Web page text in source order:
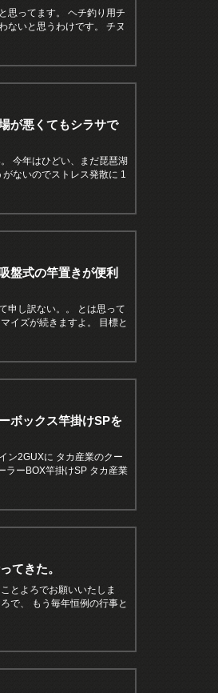
思ってます。 ヘチ釣り用チ
ないと思うわけです。 チヌ
が悪くてもシラサで
今年はひどい、まだ琵琶湖
ないのでストレス発散に 1
盤式の竿置きが便利
申し訳ない。。 とは思って
イズが続きますよ。 目標と
ボックス竿掛けSPを
ン2GUXに タカ産業のクー
ラーBOX竿掛けSP タカ産業
てきた。
とよろでお願いいたしま
で、 もう毎年恒例の行事と